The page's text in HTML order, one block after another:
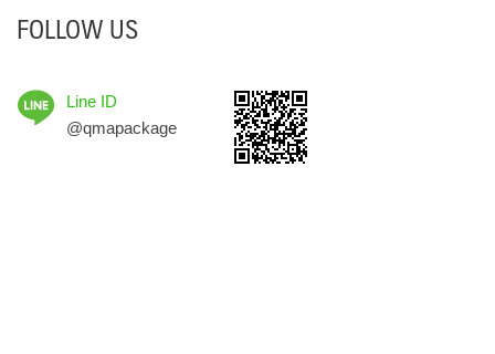
FOLLOW US
Line ID
@qmapackage